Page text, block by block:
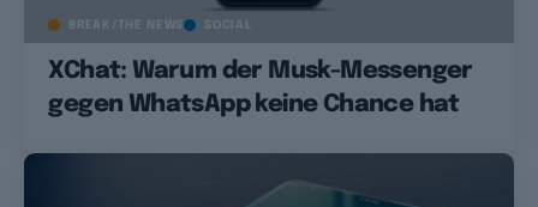
BREAK/THE NEWS SOCIAL
XChat: Warum der Musk-Messenger
gegen WhatsApp keine Chance hat